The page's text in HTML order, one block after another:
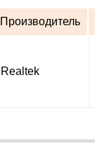
Производитель
Realtek